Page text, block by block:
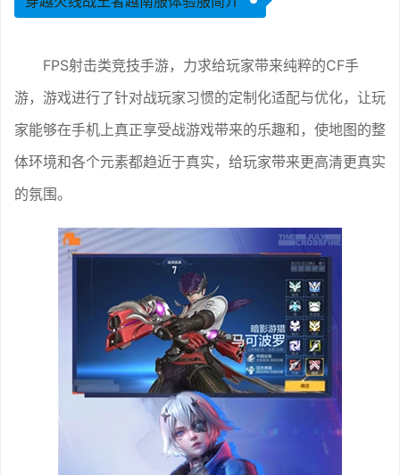
FPS射击类竞技手游，力求给玩家带来纯粹的CF手
游，游戏进行了针对战玩家习惯的定制化适配与优化，让玩
家能够在手机上真正享受战游戏带来的乐趣和，使地图的整
体环境和各个元素都趋近于真实，给玩家带来更高清更真实
的氛围。